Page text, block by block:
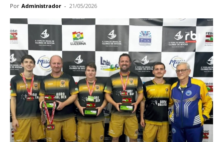
Por Administrador - 21/05/2026